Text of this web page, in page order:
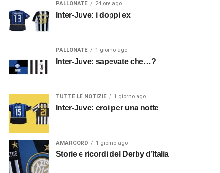
PALLONATE 24 ore ago
Inter-Juve: i doppi ex
PALLONATE 1 giorno ago
Inter-Juve: sapevate che…?
TUTTE LE NOTIZIE 1 giorno ago
Inter-Juve: eroi per una notte
AMARCORD 1 giorno ago
Storie e ricordi del Derby d’Italia